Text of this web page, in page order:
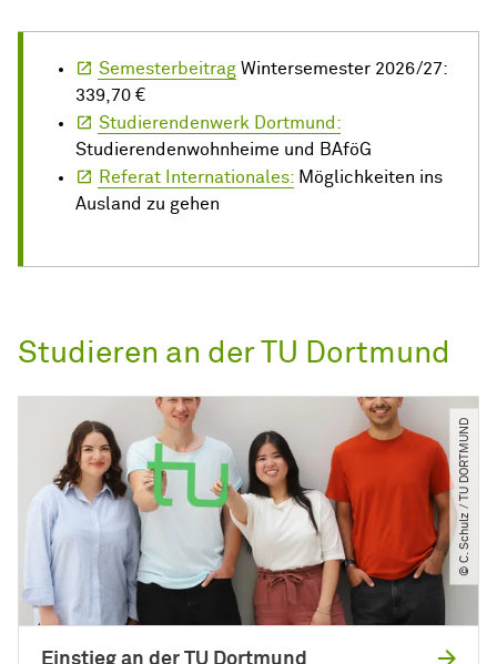
Semesterbeitrag Wintersemester 2026/27:
339,70 €
Studierendenwerk Dortmund:
Studierendenwohnheime und BAföG
Referat Internationales: Möglichkeiten ins
Ausland zu gehen
Studieren an der TU Dortmund
© C. Schulz ​/​ TU DORTMUND